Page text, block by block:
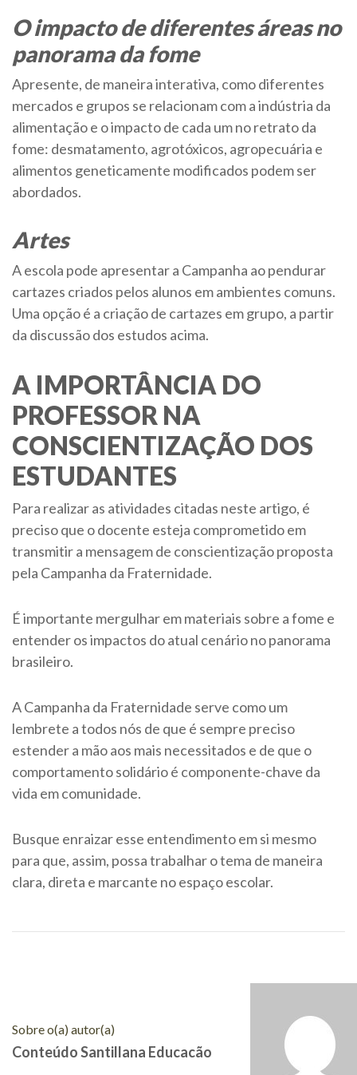
O impacto de diferentes áreas no
panorama da fome
Apresente, de maneira interativa, como diferentes
mercados e grupos se relacionam com a indústria da
alimentação e o impacto de cada um no retrato da
fome: desmatamento, agrotóxicos, agropecuária e
alimentos geneticamente modificados podem ser
abordados.
Artes
A escola pode apresentar a Campanha ao pendurar
cartazes criados pelos alunos em ambientes comuns.
Uma opção é a criação de cartazes em grupo, a partir
da discussão dos estudos acima.
A IMPORTÂNCIA DO
PROFESSOR NA
CONSCIENTIZAÇÃO DOS
ESTUDANTES
Para realizar as atividades citadas neste artigo, é
preciso que o docente esteja comprometido em
transmitir a mensagem de conscientização proposta
pela Campanha da Fraternidade.
É importante mergulhar em materiais sobre a fome e
entender os impactos do atual cenário no panorama
brasileiro.
A Campanha da Fraternidade serve como um
lembrete a todos nós de que é sempre preciso
estender a mão aos mais necessitados e de que o
comportamento solidário é componente-chave da
vida em comunidade.
Busque enraizar esse entendimento em si mesmo
para que, assim, possa trabalhar o tema de maneira
clara, direta e marcante no espaço escolar.
Sobre o(a) autor(a)
Conteúdo Santillana Educacão